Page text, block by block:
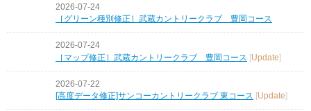
2026-07-24
［グリーン種別修正］武蔵カントリークラブ 豊岡コース
2026-07-24
［マップ修正］武蔵カントリークラブ 豊岡コース [Update]
2026-07-22
[高度データ修正]サンコーカントリークラブ 東コース [Update]